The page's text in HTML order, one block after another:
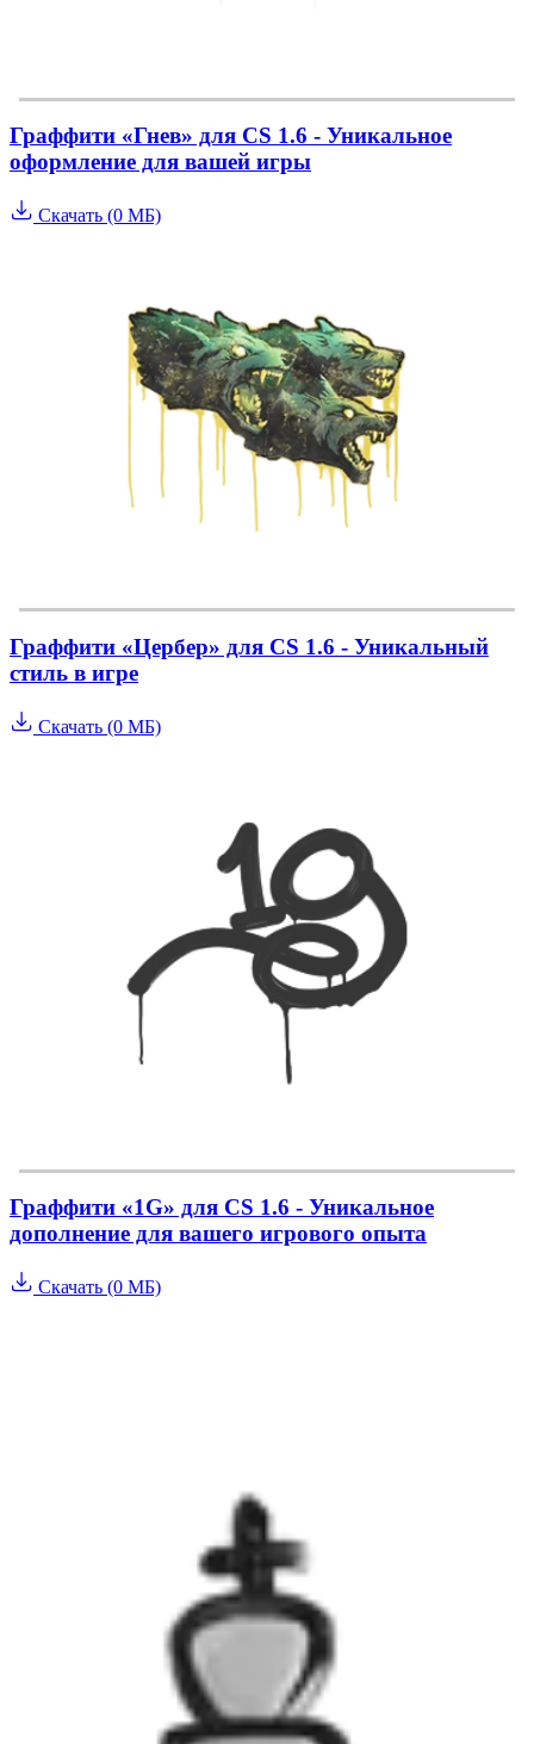
Граффити «Гнев» для CS 1.6 - Уникальное
оформление для вашей игры
Скачать (0 МБ)
Граффити «Цербер» для CS 1.6 - Уникальный
стиль в игре
Скачать (0 МБ)
Граффити «1G» для CS 1.6 - Уникальное
дополнение для вашего игрового опыта
Скачать (0 МБ)